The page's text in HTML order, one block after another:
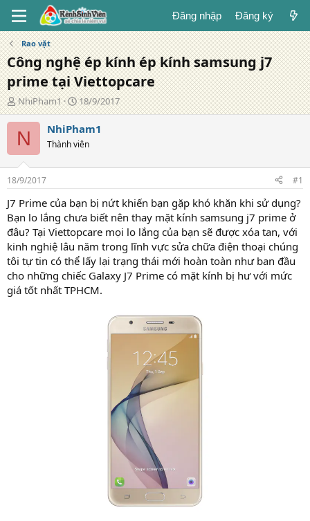
Đăng nhập Đăng ký
Rao vặt
Công nghệ ép kính ép kính samsung j7
prime tại Viettopcare
T
á
c
g
ả
NhiPham1
N
g
à
y
đ
g
18/9/2017
N NhiPham1
Thành viên
18/9/2017 #1
J7 Prime của bạn bị nứt khiến bạn gặp khó khăn khi sử dụng?
Bạn lo lắng chưa biết nên thay mặt kính samsung j7 prime ở
đâu? Tại Viettopcare mọi lo lắng của bạn sẽ được xóa tan, với
kinh nghiệ lâu năm trong lĩnh vực sửa chữa điện thoại chúng
tôi tự tin có thể lấy lại trạng thái mới hoàn toàn như ban đầu
cho những chiếc Galaxy J7 Prime có mặt kính bị hư với mức
giá tốt nhất TPHCM.